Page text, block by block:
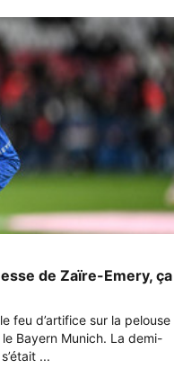
de Zaïre-Emery, ça
feu d’artifice sur la pelouse
Bayern Munich. La demi-
...